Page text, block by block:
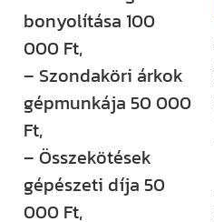
bonyolítása 100
000 Ft,
– Szondaköri árkok
gépmunkája 50 000
Ft,
– Összekötések
gépészeti díja 50
000 Ft,